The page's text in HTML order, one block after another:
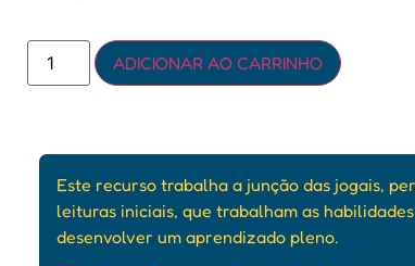
ADICIONAR AO CARRINHO
Este recurso trabalha a junção das jogais,
leituras iniciais, que trabalham as
desenvolver um aprendizado pleno.